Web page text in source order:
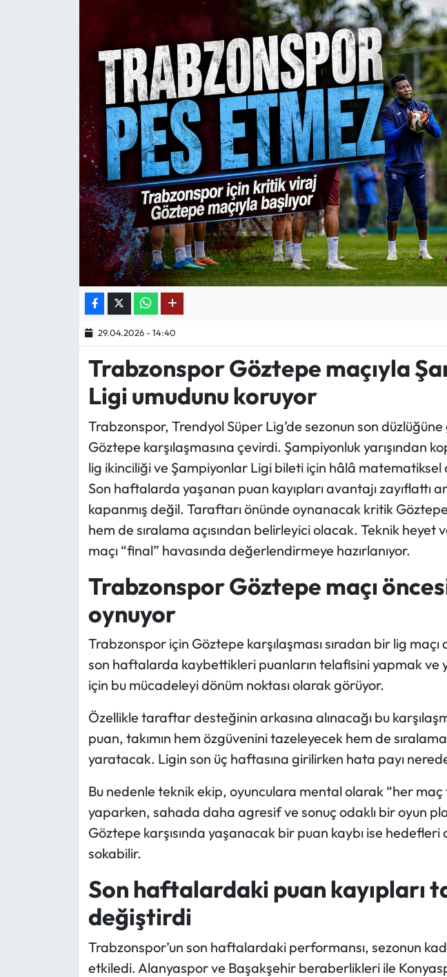
29.04.2026 - 14:40
Trabzonspor Göztepe maçıyla
Ligi umudunu koruyor
Trabzonspor, Trendyol Süper Lig’de sezonun son düzlüğüne
Göztepe karşılaşmasına çevirdi. Şampiyonluk yarışından
lig ikinciliği ve Şampiyonlar Ligi bileti için hâlâ matematiksel
Son haftalarda yaşanan puan kayıpları avantajı zayıflattı
kapanmış değil. Taraftarı önünde oynanacak kritik
hem de sıralama açısından belirleyici olacak. Teknik heyet
maçı “final” havasında değerlendirmeye hazırlanıyor.
Trabzonspor Göztepe maçı öncesi
oynuyor
Trabzonspor için Göztepe karşılaşması sıradan bir lig
son haftalarda kaybettikleri puanların telafisini yapmak ve
için bu mücadeleyi dönüm noktası olarak görüyor.
Özellikle taraftar desteğinin arkasına alınacağı bu
puan, takımın hem özgüvenini tazeleyecek hem de
yaratacak. Ligin son üç haftasına girilirken hata payı
Bu nedenle teknik ekip, oyunculara mental olarak “her maç
yaparken, sahada daha agresif ve sonuç odaklı bir oyun
Göztepe karşısında yaşanacak bir puan kaybı ise
sokabilir.
Son haftalardaki puan kayıpları
değiştirdi
Trabzonspor’un son haftalardaki performansı, sezonun
etkiledi. Alanyaspor ve Başakşehir beraberlikleri ile
Köşe Yazıları
Karikatür Galeri
ASTROLOJİ
Spor Yazıları
Mektup Galeri
Ekonomi